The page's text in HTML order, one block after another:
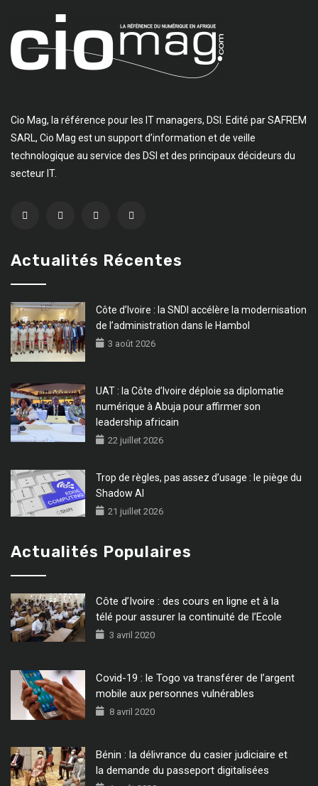
Cio Mag, la référence pour les IT managers, DSI. Edité par SAFREM
SARL, Cio Mag est un support d’information et de veille
technologique au service des DSI et des principaux décideurs du
secteur IT.
Actualités Récentes
Côte d’Ivoire : la SNDI accélère la modernisation
de l’administration dans le Hambol
3 août 2026
UAT : la Côte d’Ivoire déploie sa diplomatie
numérique à Abuja pour affirmer son
leadership africain
22 juillet 2026
Trop de règles, pas assez d’usage : le piège du
Shadow AI
21 juillet 2026
Actualités Populaires
Côte d’Ivoire : des cours en ligne et à la
télé pour assurer la continuité de l’Ecole
3 avril 2020
Covid-19 : le Togo va transférer de l’argent
mobile aux personnes vulnérables
8 avril 2020
Bénin : la délivrance du casier judiciaire et
la demande du passeport digitalisées